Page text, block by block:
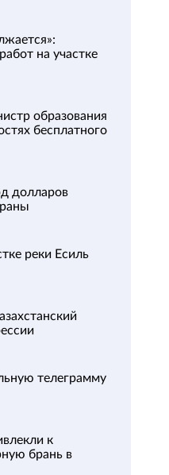
на участке
образования
бесплатного
долларов
реки Есиль
телеграмму
к
брань в